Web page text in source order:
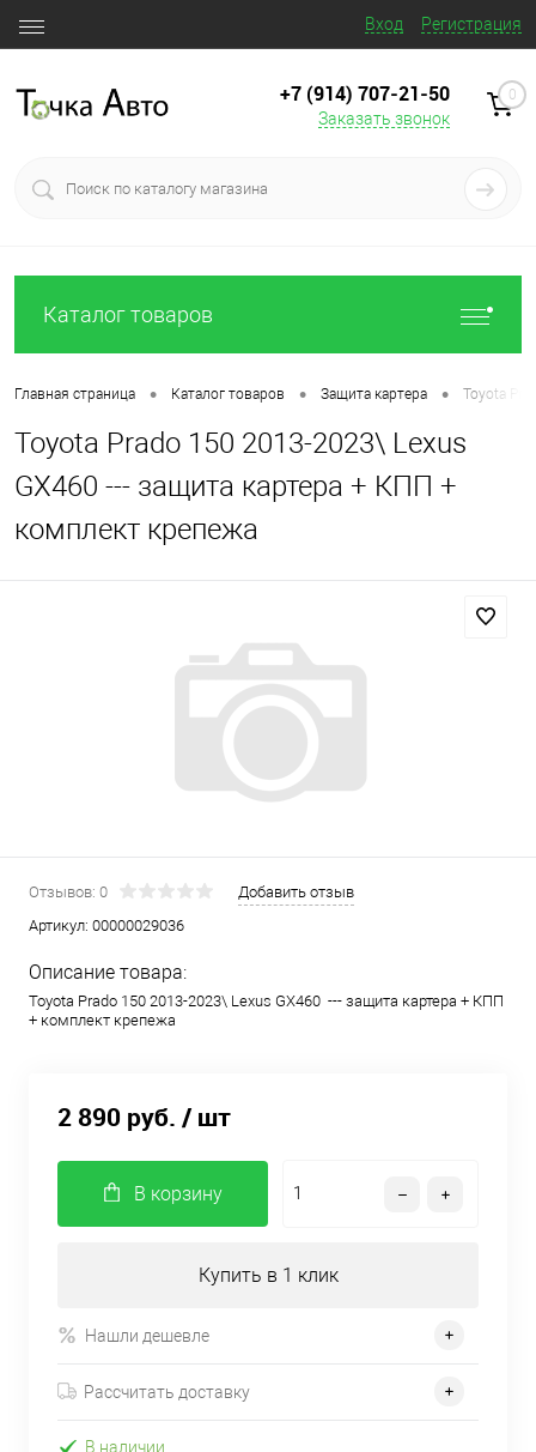
Вход Регистрация
+7 (914) 707‒21‒50
Заказать звонок
0
Каталог товаров
Главная страница • Каталог товаров • Защита картера • Toyota
Toyota Prado 150 2013-2023\ Lexus
GX460 --- защита картера + КПП +
комплект крепежа
Отзывов: 0
Добавить отзыв
Артикул: 00000029036
Описание товара:
Toyota Prado 150 2013-2023\ Lexus GX460 --- защита картера + КПП
+ комплект крепежа
2 890 руб. / шт
В корзину
Купить в 1 клик
Нашли дешевле
Рассчитать доставку
В наличии